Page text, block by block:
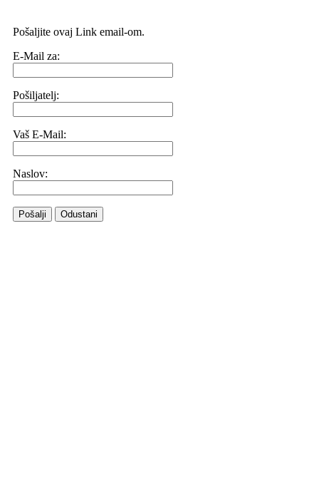
Pošaljite ovaj Link email-om.
E-Mail za:
Pošiljatelj:
Vaš E-Mail:
Naslov:
Pošalji Odustani